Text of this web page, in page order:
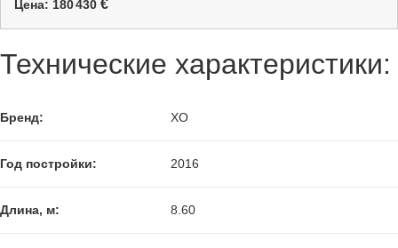
Цена: 180 430 €
Технические характеристики:
Бренд: XO
Год постройки: 2016
Длина, м: 8.60